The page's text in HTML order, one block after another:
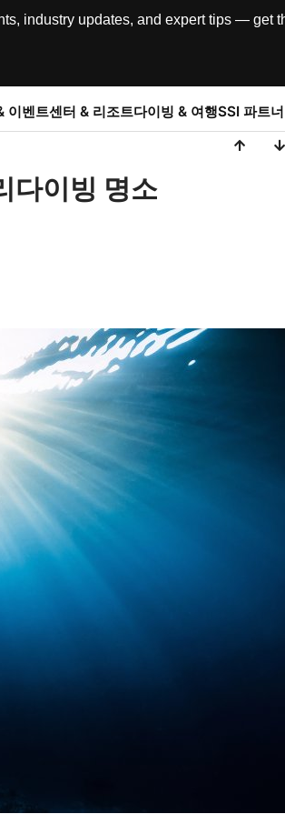
industry updates, and expert tips — get
이벤트센터 & 리조트다이빙 & 여행SSI 파트너
다이빙 명소